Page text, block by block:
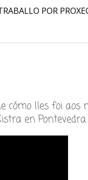
POR
cómo lles foi aos
en Pontevedra.